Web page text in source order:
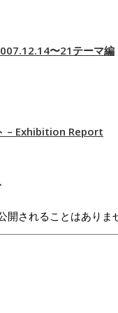
〜21テーマ編
– Exhibition Report
開されることはありま